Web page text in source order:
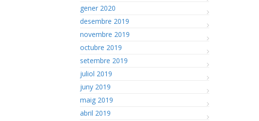
gener 2020
desembre 2019
novembre 2019
octubre 2019
setembre 2019
juliol 2019
juny 2019
maig 2019
abril 2019